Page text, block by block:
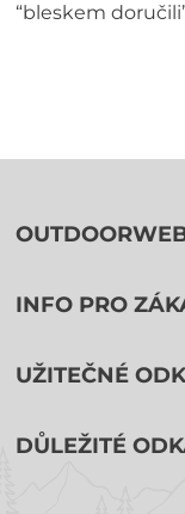
“bleskem
INFO PRO
UŽITEČNÉ
DŮLEŽITÉ